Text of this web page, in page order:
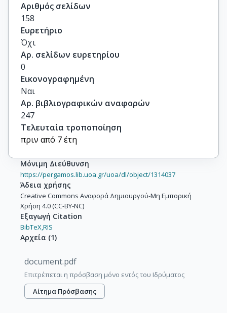
Αριθμός σελίδων
158
Ευρετήριο
Όχι
Αρ. σελίδων ευρετηρίου
0
Εικονογραφημένη
Ναι
Αρ. βιβλιογραφικών αναφορών
247
Τελευταία τροποποίηση
πριν από 7 έτη
Μόνιμη Διεύθυνση
https://pergamos.lib.uoa.gr/uoa/dl/object/1314037
Άδεια χρήσης
Creative Commons Αναφορά Δημιουργού-Μη Εμπορική
Χρήση 4.0 (CC-BY-NC)
Εξαγωγή Citation
BibTeX,RIS
Αρχεία (1)
document.pdf
Επιτρέπεται η πρόσβαση μόνο εντός του Ιδρύματος
Αίτημα Πρόσβασης